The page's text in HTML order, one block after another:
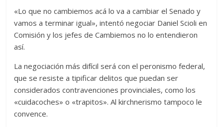
«Lo que no cambiemos acá lo va a cambiar el Senado y
vamos a terminar igual», intentó negociar Daniel Scioli en
Comisión y los jefes de Cambiemos no lo entendieron
así.
La negociación más difícil será con el peronismo federal,
que se resiste a tipificar delitos que puedan ser
considerados contravenciones provinciales, como los
«cuidacoches» o «trapitos». Al kirchnerismo tampoco le
convence.